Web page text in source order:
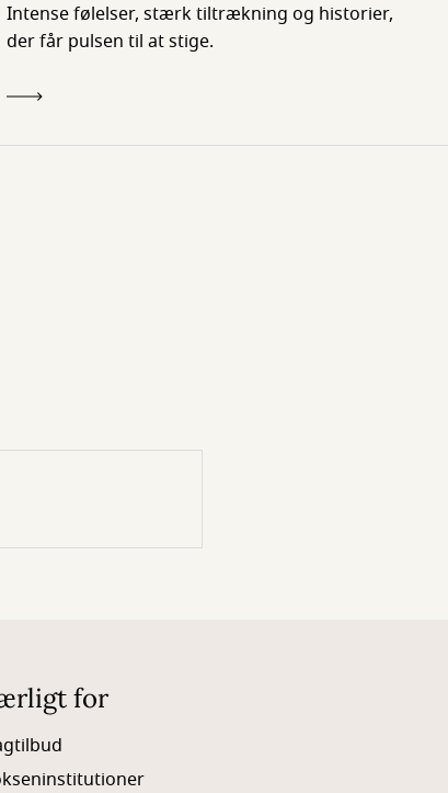
Intense følelser, stærk tiltrækning og historier,
der får pulsen til at stige.
for